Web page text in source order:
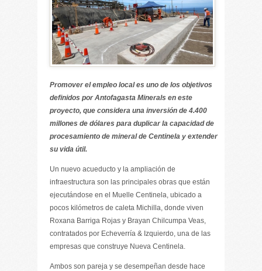
Promover el empleo local es uno de los objetivos
definidos por Antofagasta Minerals en este
proyecto, que considera una inversión de 4.400
millones de dólares para duplicar la capacidad de
procesamiento de mineral de Centinela y extender
su vida útil.
Un nuevo acueducto y la ampliación de
infraestructura son las principales obras que están
ejecutándose en el Muelle Centinela, ubicado a
pocos kilómetros de caleta Michilla, donde viven
Roxana Barriga Rojas y Brayan Chilcumpa Veas,
contratados por Echeverría & Izquierdo, una de las
empresas que construye Nueva Centinela.
Ambos son pareja y se desempeñan desde hace